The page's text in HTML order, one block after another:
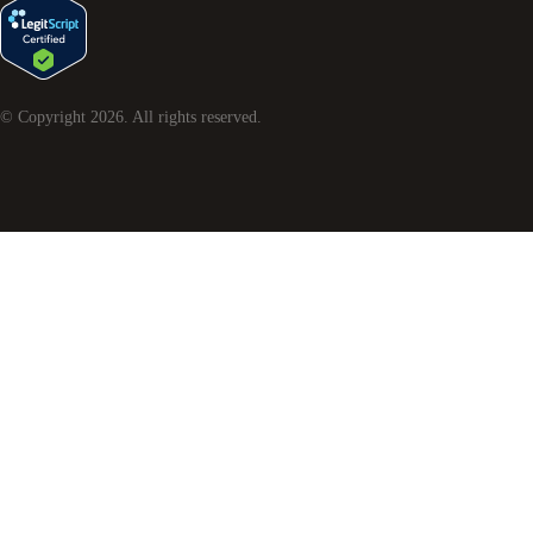
© Copyright 2026 . All rights reserved.